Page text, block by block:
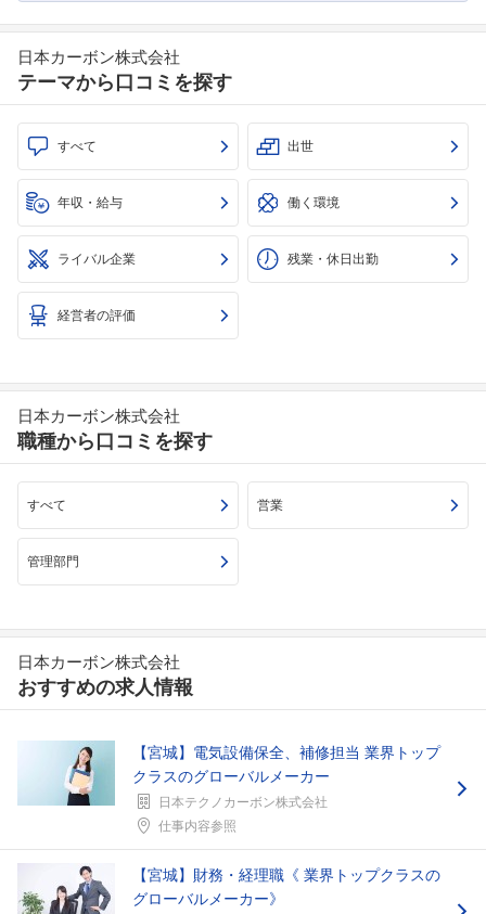
日本カーボン株式会社
テーマから口コミを探す
すべて 出世
年収・給与 働く環境
ライバル企業 残業・休日出勤
経営者の評価
日本カーボン株式会社
職種から口コミを探す
すべて 営業
管理部門
日本カーボン株式会社
おすすめの求人情報
【宮城】電気設備保全、補修担当 業界トップ
クラスのグローバルメーカー
日本テクノカーボン株式会社
仕事内容参照
【宮城】財務・経理職《 業界トップクラスの
グローバルメーカー》